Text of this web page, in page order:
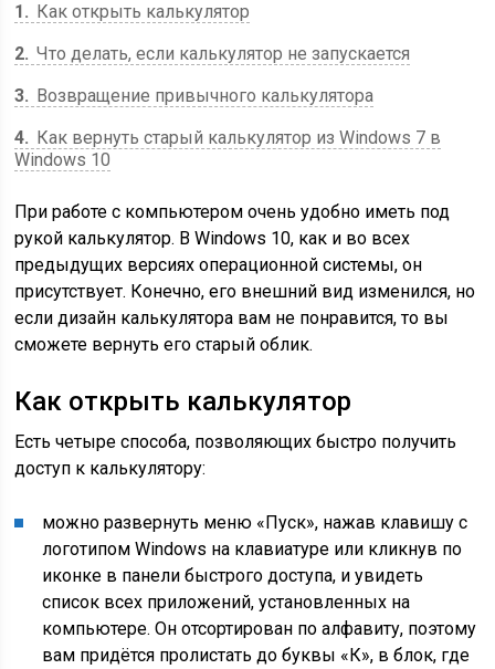
1
Как открыть калькулятор
2 Что делать, если калькулятор не запускается
3
Возвращение привычного калькулятора
4
Как вернуть старый калькулятор из Windows 7 в
Windows 10
При работе с компьютером очень удобно иметь под
рукой калькулятор. В Windows 10, как и во всех
предыдущих версиях операционной системы, он
присутствует. Конечно, его внешний вид изменился, но
если дизайн калькулятора вам не понравится, то вы
сможете вернуть его старый облик.
Как открыть калькулятор
Есть четыре способа, позволяющих быстро получить
доступ к калькулятору:
можно развернуть меню «Пуск», нажав клавишу с
логотипом Windows на клавиатуре или кликнув по
иконке в панели быстрого доступа, и увидеть
список всех приложений, установленных на
компьютере. Он отсортирован по алфавиту, поэтому
вам придётся пролистать до буквы «К», в блок, где